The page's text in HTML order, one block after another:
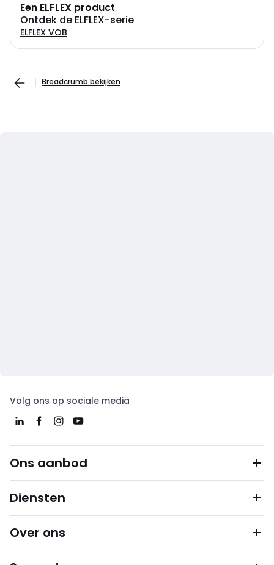
Een ELFLEX product
Ontdek de ELFLEX-serie
ELFLEX VOB
Breadcrumb bekijken
Volg ons op sociale media
Ons aanbod
Diensten
Over ons